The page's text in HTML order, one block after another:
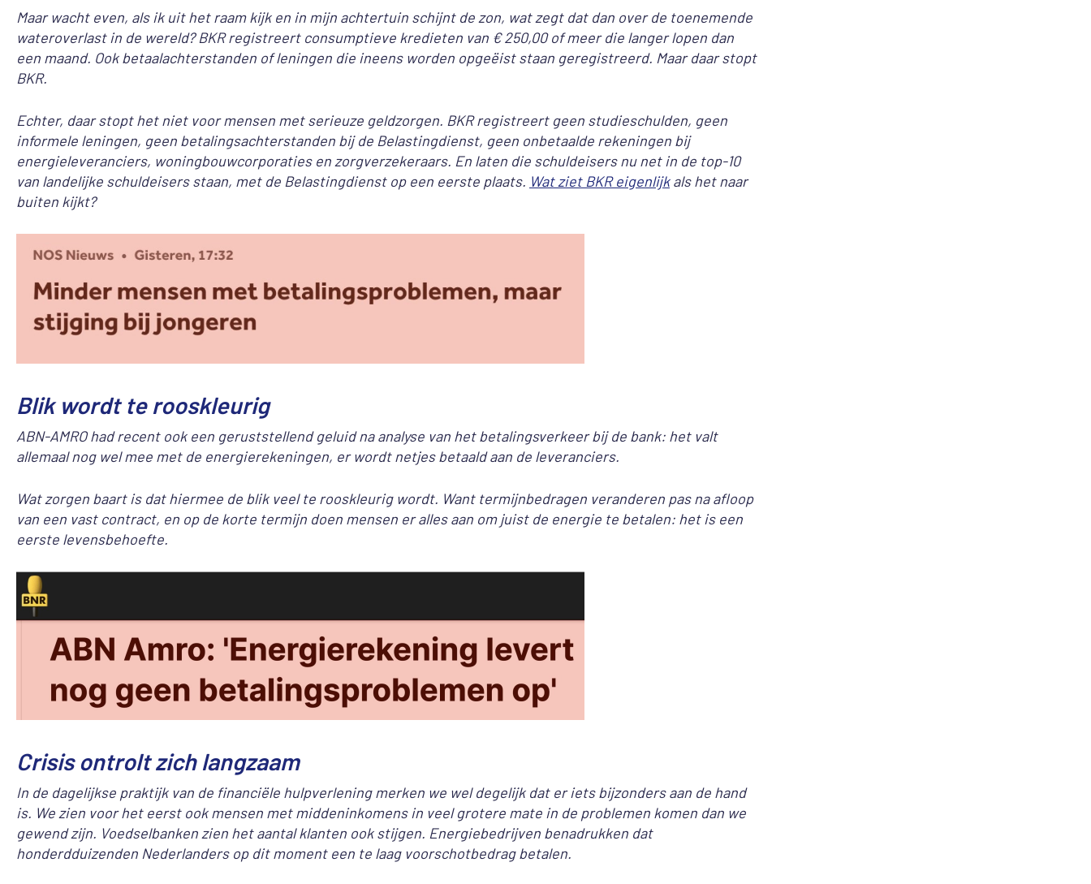
Maar wacht even, als ik uit het raam kijk en in mijn achtertuin schijnt de zon, wat zegt dat dan over de toenemende
wateroverlast in de wereld? BKR registreert consumptieve kredieten van € 250,00 of meer die langer lopen dan
een maand. Ook betaalachterstanden of leningen die ineens worden opgeëist staan geregistreerd. Maar daar stopt
BKR.
Echter, daar stopt het niet voor mensen met serieuze geldzorgen. BKR registreert geen studieschulden, geen
informele leningen, geen betalingsachterstanden bij de Belastingdienst, geen onbetaalde rekeningen bij
energieleveranciers, woningbouwcorporaties en zorgverzekeraars. En laten die schuldeisers nu net in de top-10
van landelijke schuldeisers staan, met de Belastingdienst op een eerste plaats. Wat ziet BKR eigenlijkals het naar
buiten kijkt?
Blik wordt te rooskleurig
ABN-AMRO had recent ook een geruststellend geluid na analyse van het betalingsverkeer bij de bank: het valt
allemaal nog wel mee met de energierekeningen, er wordt netjes betaald aan de leveranciers.
Wat zorgen baart is dat hiermee de blik veel te rooskleurig wordt. Want termijnbedragen veranderen pas na afloop
van een vast contract, en op de korte termijn doen mensen er alles aan om juist de energie te betalen: het is een
eerste levensbehoefte.
Crisis ontrolt zich langzaam
In de dagelijkse praktijk van de financiële hulpverlening merken we wel degelijk dat er iets bijzonders aan de hand
is. We zien voor het eerst ook mensen met middeninkomens in veel grotere mate in de problemen komen dan we
gewend zijn. Voedselbanken zien het aantal klanten ook stijgen. Energiebedrijven benadrukken dat
honderdduizenden Nederlanders op dit moment een te laag voorschotbedrag betalen.